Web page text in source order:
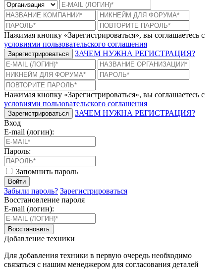
Нажимая кнопку «Зарегистрироваться», вы соглашаетесь с
условиями пользовательского соглашения
Зарегистрироваться ЗАЧЕМ НУЖНА РЕГИСТРАЦИЯ?
Нажимая кнопку «Зарегистрироваться», вы соглашаетесь с
условиями пользовательского соглашения
Зарегистрироваться
ЗАЧЕМ НУЖНА РЕГИСТРАЦИЯ?
Вход
E-mail (логин):
Пароль:
Запомнить пароль
Войти
Забыли пароль? Зарегистрироваться
Восстановление пароля
E-mail (логин):
Восстановить
Добавление техники
Для добавления техники в первую очередь необходимо
связаться с нашим менеджером для согласования деталей